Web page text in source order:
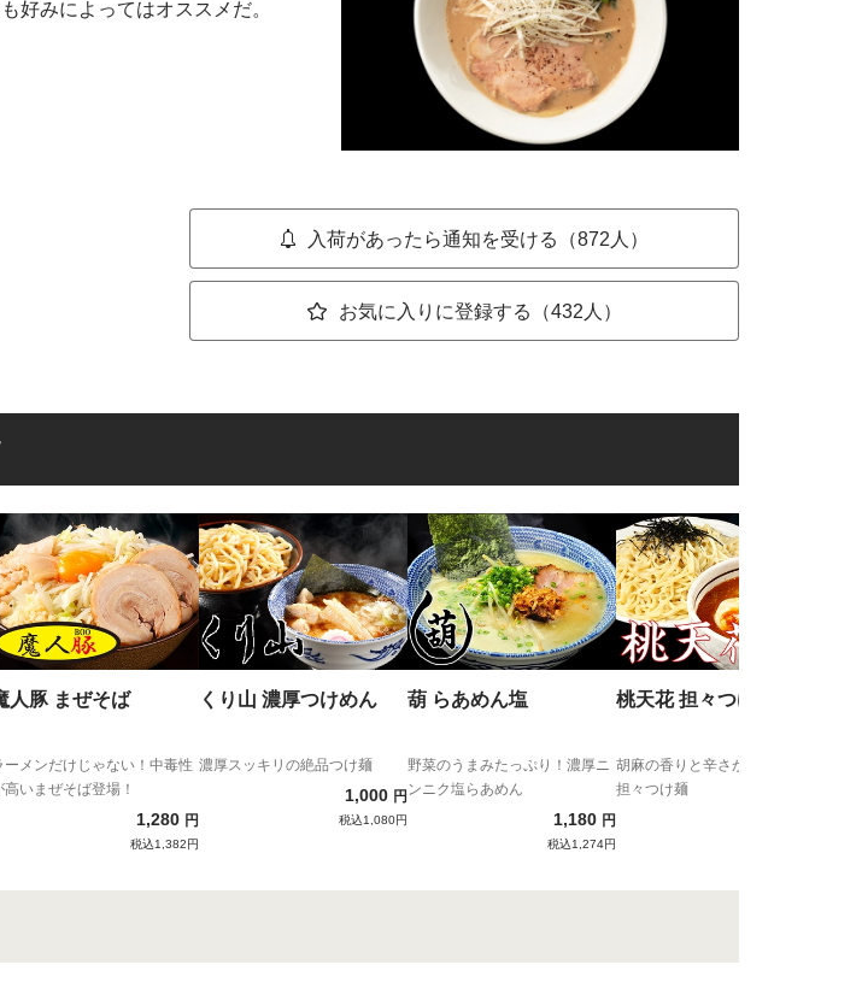
好みによってはオススメだ。
入荷があったら通知を受ける（872人）
お気に入りに登録する（432人）
人豚 まぜそば
ーメンだけじゃない！中毒性
高いまぜそば登場！
1,280 円
税込1,382円
くり山 濃厚つけめん
濃厚スッキリの絶品つけ麺
1,000 円
税込1,080円
葫 らあめん塩
野菜のうまみたっぷり！濃厚ニ
ンニク塩らあめん
1,180 円
税込1,274円
桃天花 担々つけ麺
胡麻の香りと辛さが際立つ濃厚
担々つけ麺